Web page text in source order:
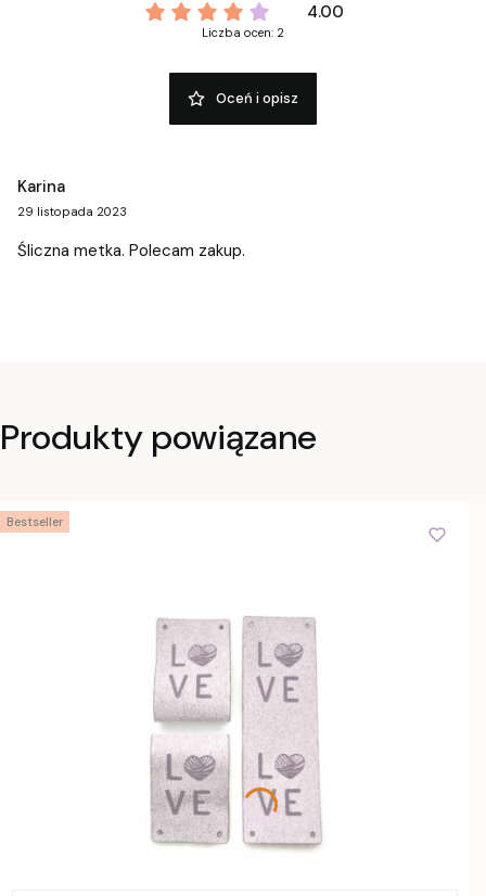
4.00
Liczba ocen: 2
Oceń i opisz
Karina
29 listopada 2023
Śliczna metka. Polecam zakup.
Produkty powiązane
Bestseller